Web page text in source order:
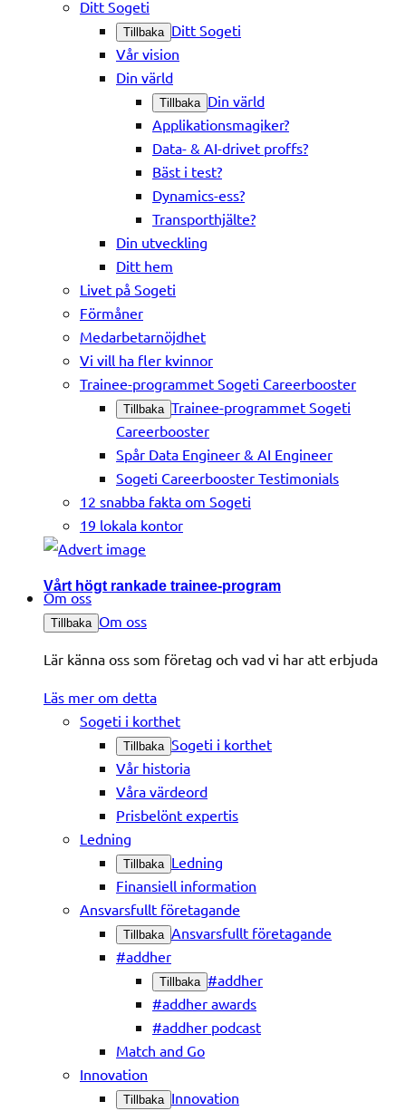
Ditt Sogeti
Tillbaka Ditt Sogeti
Vår vision
Din värld
Tillbaka Din värld
Applikationsmagiker?
Data- & AI-drivet proffs?
Bäst i test?
Dynamics-ess?
Transporthjälte?
Din utveckling
Ditt hem
Livet på Sogeti
Förmåner
Medarbetarnöjdhet
Vi vill ha fler kvinnor
Trainee-programmet Sogeti Careerbooster
Tillbaka Trainee-programmet Sogeti
Careerbooster
Spår Data Engineer & AI Engineer
Sogeti Careerbooster Testimonials
12 snabba fakta om Sogeti
19 lokala kontor
Vårt högt rankade trainee-program
Om oss
Tillbaka Om oss
Lär känna oss som företag och vad vi har att erbjuda
Läs mer om detta
Sogeti i korthet
Tillbaka Sogeti i korthet
Vår historia
Våra värdeord
Prisbelönt expertis
Ledning
Tillbaka Ledning
Finansiell information
Ansvarsfullt företagande
Tillbaka Ansvarsfullt företagande
#addher
Tillbaka #addher
#addher awards
#addher podcast
Match and Go
Innovation
Tillbaka Innovation